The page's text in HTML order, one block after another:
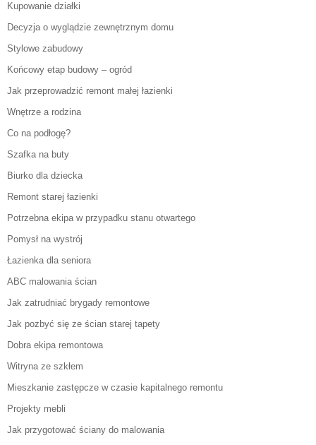
Kupowanie działki
Decyzja o wyglądzie zewnętrznym domu
Stylowe zabudowy
Końcowy etap budowy – ogród
Jak przeprowadzić remont małej łazienki
Wnętrze a rodzina
Co na podłogę?
Szafka na buty
Biurko dla dziecka
Remont starej łazienki
Potrzebna ekipa w przypadku stanu otwartego
Pomysł na wystrój
Łazienka dla seniora
ABC malowania ścian
Jak zatrudniać brygady remontowe
Jak pozbyć się ze ścian starej tapety
Dobra ekipa remontowa
Witryna ze szkłem
Mieszkanie zastępcze w czasie kapitalnego remontu
Projekty mebli
Jak przygotować ściany do malowania